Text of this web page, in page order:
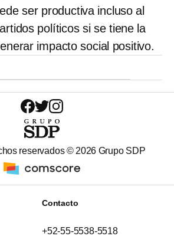
ser productiva incluso al
políticos si se tiene la
impacto social positivo.
reservados © 2026 Grupo SDP
Contacto
+52-55-5538-5518